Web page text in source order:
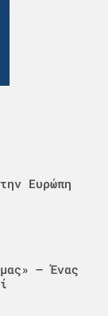
Ευρώπη
– Ένας